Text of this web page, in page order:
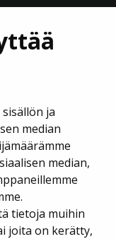
ja
median
median,
tietoja muihin
joita on kerätty,